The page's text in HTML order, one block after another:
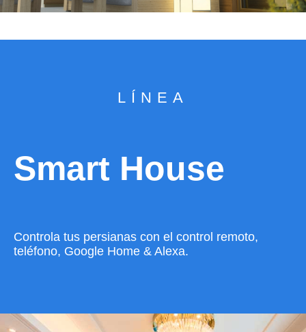
LÍNEA
Smart House
Controla tus persianas con el control remoto,
teléfono, Google Home & Alexa.